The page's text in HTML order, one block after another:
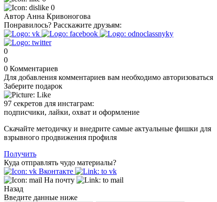
0
Автор Анна Кривоногова
Понравилось? Расскажите друзьям:
0
0
0 Комментариев
Для добавления комментариев вам необходимо авторизоваться
Заберите подарок
97 секретов для инстаграм:
подписчики, лайки, охват и оформление
Скачайте методичку и внедрите самые актуальные фишки для
взрывного продвижения профиля
Получить
Куда отправлять чудо материалы?
Вконтакте
На почту
Назад
Введите данные ниже